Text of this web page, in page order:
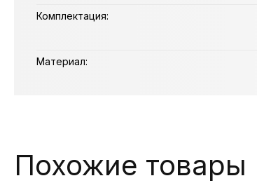
Комплектация:
Материал:
Похожие товары